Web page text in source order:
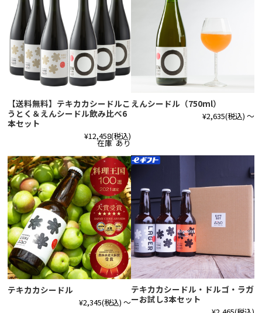
【送料無料】テキカカシードルこ
うとく＆えんシードル飲み比べ6
本セット
¥12,458(税込)
在庫 あり
えんシードル（750ml）
¥2,635(税込) ～
テキカカシードル
¥2,345(税込) ～
テキカカシードル・ドルゴ・ラガ
ーお試し3本セット